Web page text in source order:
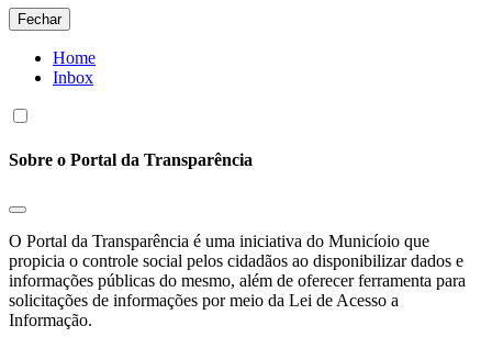
Fechar
Home
Inbox
Sobre o Portal da Transparência
O Portal da Transparência é uma iniciativa do Municíoio que
propicia o controle social pelos cidadãos ao disponibilizar dados e
informações públicas do mesmo, além de oferecer ferramenta para
solicitações de informações por meio da Lei de Acesso a
Informação.